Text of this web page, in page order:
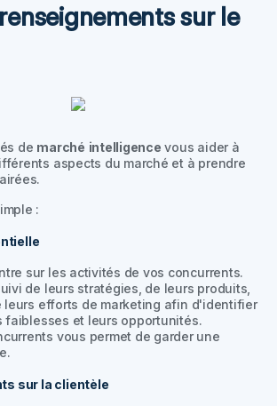
sur le
de marché intelligence vous aider à
aspects du marché et à prendre
:
sur les activités de vos concurrents.
de leurs stratégies, de leurs produits,
leurs efforts de marketing afin d'identifier
faiblesses et leurs opportunités.
vous permet de garder une
sur la clientèle